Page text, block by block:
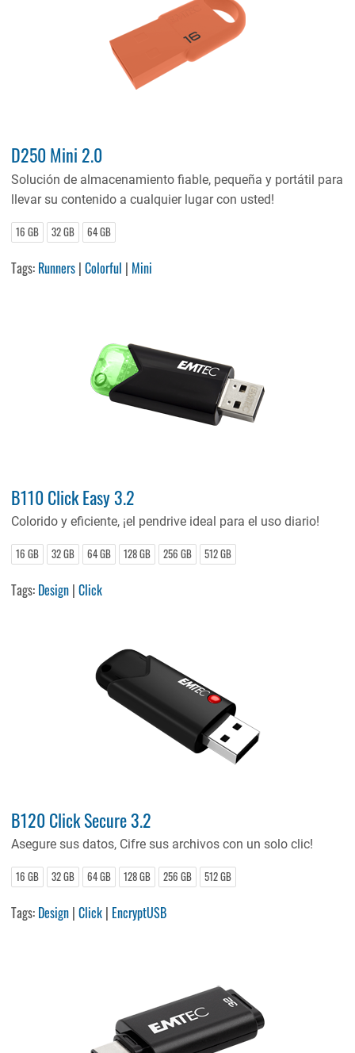
D250 Mini 2.0
Solución de almacenamiento fiable, pequeña y portátil para
llevar su contenido a cualquier lugar con usted!
16 GB 32 GB 64 GB
Tags: Runners |Colorful | Mini
B110 Click Easy 3.2
Colorido y eficiente, ¡el pendrive ideal para el uso diario!
16 GB 32 GB 64 GB 128 GB 256 GB 512 GB
Tags: Design |Click
B120 Click Secure 3.2
Asegure sus datos, Cifre sus archivos con un solo clic!
16 GB 32 GB 64 GB 128 GB 256 GB 512 GB
Tags: Design |Click | EncryptUSB